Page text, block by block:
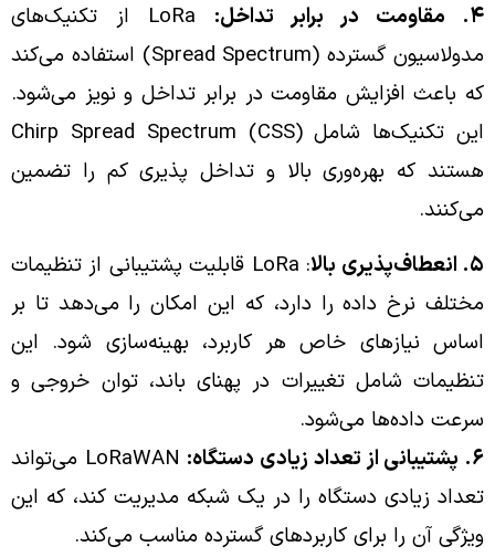
۴. مقاومت در برابر تداخل:
LoRa از تکنیک‌های
مدولاسیون گسترده (Spread Spectrum) استفاده می‌کند
که باعث افزایش مقاومت در برابر تداخل و نویز می‌شود.
این تکنیک‌ها
شامل Chirp Spread Spectrum (CSS)
هستند که بهره‌وری بالا و تداخل پذیری کم را تضمین
می‌کنند.
۵. انعطاف‌پذیری بالا
: LoRa قابلیت پشتیبانی از تنظیمات
مختلف نرخ داده را دارد، که این امکان را می‌دهد تا بر
اساس نیازهای خاص هر کاربرد، بهینه‌سازی شود. این
تنظیمات شامل تغییرات در پهنای باند، توان خروجی و
سرعت داده‌ها می‌شود.
۶. پشتیبانی از تعداد زیادی دستگاه:
LoRaWAN می‌تواند
تعداد زیادی دستگاه را در یک شبکه مدیریت کند، که این
ویژگی آن را برای کاربردهای گسترده مناسب می‌کند.